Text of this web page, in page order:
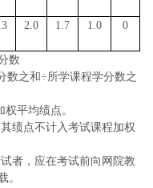
2.0 1.7 1.0 0
数
数之和÷所学课程学分数之
平均绩点。
绩点不计入考试课程加权
者，应在考试前向网院教
。